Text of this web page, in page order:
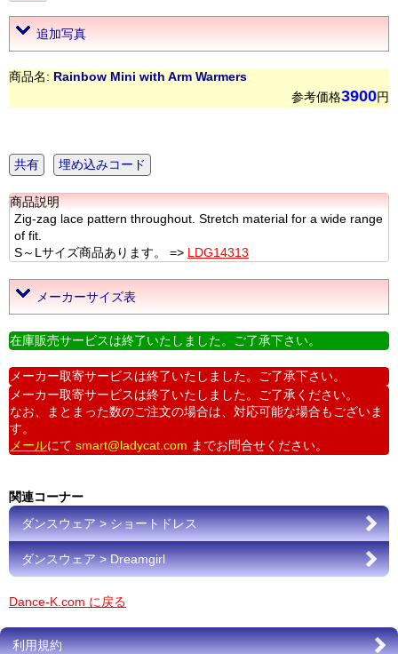
追加写真
商品名: Rainbow Mini with Arm Warmers
参考価格3900円
共有 埋め込みコード
商品説明
Zig-zag lace pattern throughout. Stretch material for a wide range
of fit.
S～Lサイズ商品あります。 => LDG14313
メーカーサイズ表
在庫販売サービスは終了いたしました。ご了承下さい。
メーカー取寄サービスは終了いたしました。ご了承下さい。
メーカー取寄サービスは終了いたしました。ご了承ください。
なお、まとまった数のご注文の場合は、対応可能な場合もございま
す。
メールにて smart@ladycat.com までお問合せください。
関連コーナー
ダンスウェア > ショートドレス
ダンスウェア > Dreamgirl
Dance-K.com に戻る
利用規約